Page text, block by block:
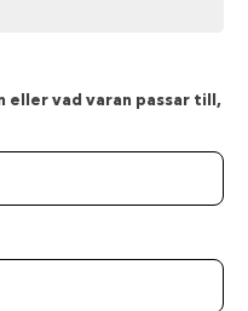
eller vad varan passar till,